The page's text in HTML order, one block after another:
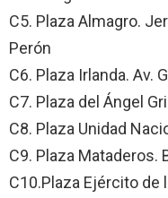
C5. Plaza Almagro.
Perón
C6. Plaza Irlanda. Av.
C7. Plaza del Ángel
C8. Plaza Unidad
C9. Plaza Mataderos.
C10.Plaza Ejército de